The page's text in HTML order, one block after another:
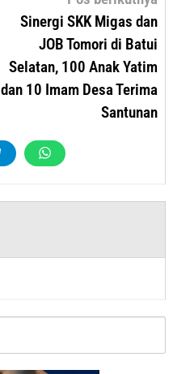
Sinergi SKK Migas dan
JOB Tomori di Batui
Selatan, 100 Anak Yatim
dan 10 Imam Desa Terima
Santunan